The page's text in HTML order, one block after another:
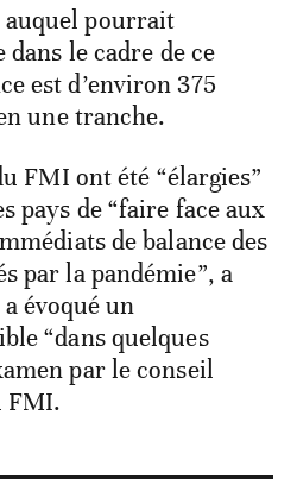
pourrait
le cadre de ce
est d’environ 375
une tranche.
FMI ont été “élargies”
pays de “faire face aux
de balance des
par la pandémie”, a
évoqué un
“dans quelques
par le conseil
FMI.